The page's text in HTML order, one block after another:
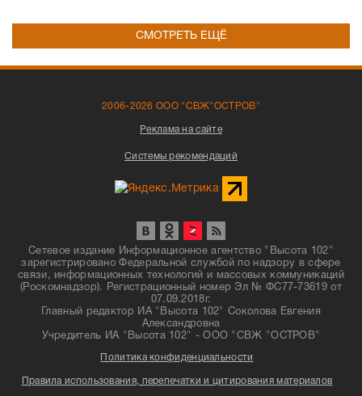
СМОТРЕТЬ ЕЩЁ
2006-2026 ООО "СВЖ"ОСТРОВ"
Реклама на сайте
Системы рекомендаций
Сетевое издание Информационное агентство "Высота 102"
зарегистрировано Федеральной службой по надзору в сфере
связи, информационных технологий и массовых коммуникаций
(Роскомнадзор). Регистрационный номер Эл № ФС77-73619 от
07.09.2018г.
Главный редактор ИА "Высота 102" Соколова Евгения
Александровна
Учредитель ИА "Высота 102" - ООО "СВЖ "ОСТРОВ"
Политика конфиденциальности
Правила использования, перепечатки и цитирования материалов